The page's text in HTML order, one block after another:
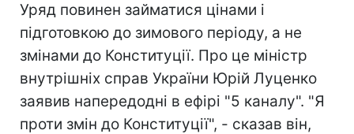
Уряд повинен займатися цінами і
підготовкою до зимового періоду, а не
змінами до Конституції. Про це міністр
внутрішніх справ України Юрій Луценко
заявив напередодні в ефірі "5 каналу". "Я
проти змін до Конституції", - сказав він,